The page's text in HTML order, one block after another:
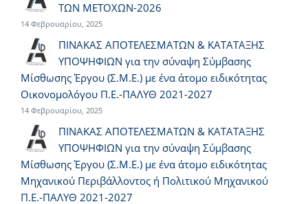
ΤΩΝ ΜΕΤΟΧΩΝ-2026
14 Φεβρουαρίου, 2025
ΠΙΝΑΚΑΣ ΑΠΟΤΕΛΕΣΜΑΤΩΝ & ΚΑΤΑΤΑΞΗΣ
ΥΠΟΨΗΦΙΩΝ για την σύναψη Σύμβασης
Μίσθωσης Έργου (Σ.Μ.Ε.) με ένα άτομο ειδικότητας
Οικονομολόγου Π.Ε.-ΠΑΛΥΘ 2021-2027
14 Φεβρουαρίου, 2025
ΠΙΝΑΚΑΣ ΑΠΟΤΕΛΕΣΜΑΤΩΝ & ΚΑΤΑΤΑΞΗΣ
ΥΠΟΨΗΦΙΩΝ για την σύναψη Σύμβασης
Μίσθωσης Έργου (Σ.Μ.Ε.) με ένα άτομο ειδικότητας
Μηχανικού Περιβάλλοντος ή Πολιτικού Μηχανικού
Π.Ε.-ΠΑΛΥΘ 2021-2027